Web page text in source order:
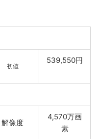
初値
539,550円
解像度
4,570万画
素